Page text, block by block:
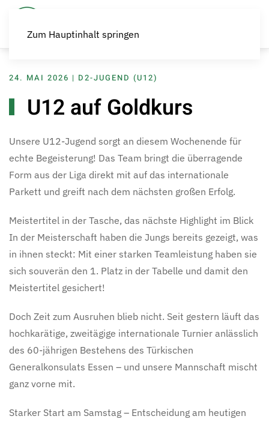
Zum Hauptinhalt springen
24. MAI 2026 | D2-JUGEND (U12)
U12 auf Goldkurs
Unsere U12-Jugend sorgt an diesem Wochenende für
echte Begeisterung! Das Team bringt die überragende
Form aus der Liga direkt mit auf das internationale
Parkett und greift nach dem nächsten großen Erfolg.
Meistertitel in der Tasche, das nächste Highlight im Blick
In der Meisterschaft haben die Jungs bereits gezeigt, was
in ihnen steckt: Mit einer starken Teamleistung haben sie
sich souverän den 1. Platz in der Tabelle und damit den
Meistertitel gesichert!
Doch Zeit zum Ausruhen blieb nicht. Seit gestern läuft das
hochkarätige, zweitägige internationale Turnier anlässlich
des 60-jährigen Bestehens des Türkischen
Generalkonsulats Essen – und unsere Mannschaft mischt
ganz vorne mit.
Starker Start am Samstag – Entscheidung am heutigen